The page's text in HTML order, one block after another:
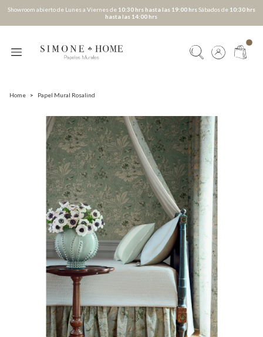
Showroom abierto de Lunes a Viernes de 10:30 hrs hasta las 19:00 hrsSábados de 10:30 hrs
hasta las 14:00 hrs
Home > Papel Mural Rosalind